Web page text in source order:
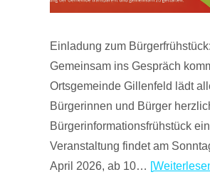
Einladung zum Bürgerfrühstück:
Gemeinsam ins Gespräch
Ortsgemeinde Gillenfeld lädt
Bürgerinnen und Bürger
Bürgerinformationsfrühstück
Veranstaltung findet am
April 2026, ab 10…